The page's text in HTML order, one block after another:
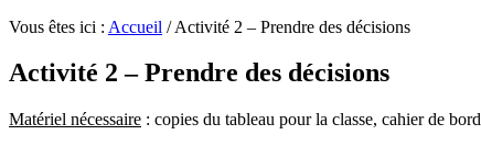
Vous êtes ici : Accueil /Activité 2 – Prendre des décisions
Activité 2 – Prendre des décisions
Matériel nécessaire : copies du tableau pour la classe, cahier de bord